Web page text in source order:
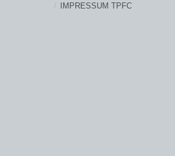
IMPRESSUM TPFC